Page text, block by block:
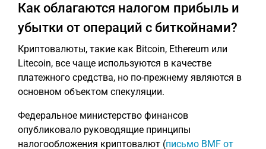
Как облагаются налогом прибыль и
убытки от операций с биткойнами?
Криптовалюты, такие как Bitcoin, Ethereum или
Litecoin, все чаще используются в качестве
платежного средства, но по-прежнему являются в
основном объектом спекуляции.
Федеральное министерство финансов
опубликовало руководящие принципы
налогообложения криптовалют (письмо BMF от